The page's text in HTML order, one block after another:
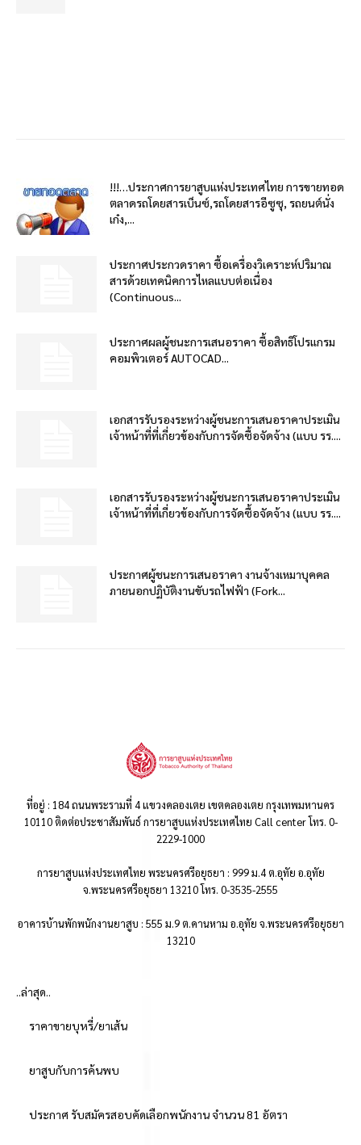
!!!…ประกาศการยาสูบแห่งประเทศไทย การขายทอด
ตลาดรถโดยสารเบ็นซ์,รถโดยสารอีซูซุ, รถยนต์นั่ง
เก๋ง,...
ประกาศประกวดราคา ซื้อเครื่องวิเคราะห์ปริมาณ
สารด้วยเทคนิคการไหลแบบต่อเนื่อง
(Continuous...
ประกาศผลผู้ชนะการเสนอราคา ซื้อสิทธิโปรแกรม
คอมพิวเตอร์ AUTOCAD...
เอกสารรับรองระหว่างผู้ชนะการเสนอราคาประเมิน
เจ้าหน้าที่ที่เกี่ยวข้องกับการจัดซื้อจัดจ้าง (แบบ รร....
เอกสารรับรองระหว่างผู้ชนะการเสนอราคาประเมิน
เจ้าหน้าที่ที่เกี่ยวข้องกับการจัดซื้อจัดจ้าง (แบบ รร....
ประกาศผู้ชนะการเสนอราคา งานจ้างเหมาบุคคล
ภายนอกปฏิบัติงานขับรถไฟฟ้า (Fork...
ที่อยู่ : 184 ถนนพระรามที่ 4 แขวงคลองเตย เขตคลองเตย กรุงเทพมหานคร
10110 ติดต่อประชาสัมพันธ์ การยาสูบแห่งประเทศไทย Call center โทร. 0-
2229-1000
การยาสูบแห่งประเทศไทย พระนครศรีอยุธยา : 999 ม.4 ต.อุทัย อ.อุทัย
จ.พระนครศรีอยุธยา 13210 โทร. 0-3535-2555
อาคารบ้านพักพนักงานยาสูบ : 555 ม.9 ต.คานหาม อ.อุทัย จ.พระนครศรีอยุธยา
13210
..ล่าสุด..
ราคาขายบุหรี่/ยาเส้น
ยาสูบกับการค้นพบ
ประกาศ รับสมัครสอบคัดเลือกพนักงาน จำนวน 81 อัตรา